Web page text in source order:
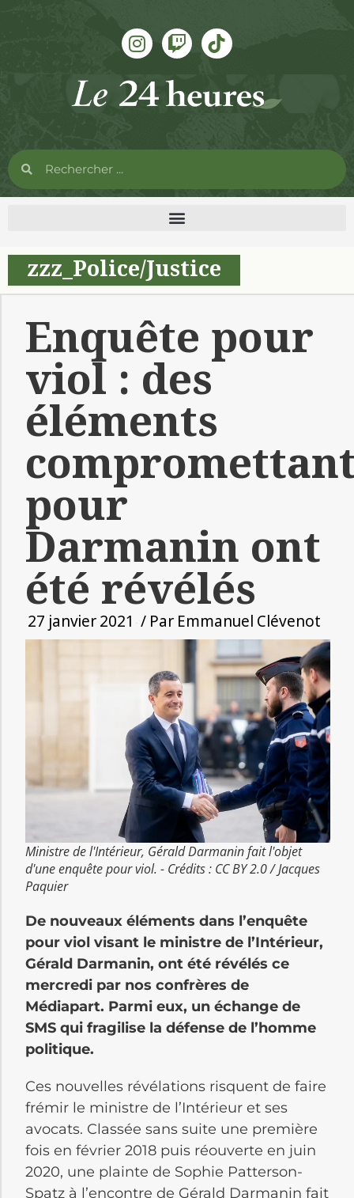
zzz_Police/Justice
Enquête pour
viol : des
éléments
pour
Darmanin ont
été révélés
27 janvier 2021 / Par Emmanuel Clévenot
Ministre de l'Intérieur, Gérald Darmanin fait l'objet
d'une enquête pour viol. - Crédits : CC BY 2.0 / Jacques
Paquier
De nouveaux éléments dans l’enquête
pour viol visant le ministre de l’Intérieur,
Gérald Darmanin, ont été révélés ce
mercredi par nos confrères de
Médiapart. Parmi eux, un échange de
SMS qui fragilise la défense de l’homme
politique.
Ces nouvelles révélations risquent de faire
frémir le ministre de l’Intérieur et ses
avocats. Classée sans suite une première
fois en février 2018 puis réouverte en juin
2020, une plainte de Sophie Patterson-
Spatz à l’encontre de Gérald Darmanin fait